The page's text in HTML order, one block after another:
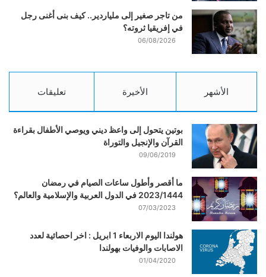
من تاجر صغير إلى ملياردير.. كيف بنى أغنى رجل
في إفريقيا ثروته؟
06/08/2026
الأشهر الأخيرة تعليقات
بوتين يتحول إلى واعظ ديني ويوصي الأطفال بقراءة
القرآن والإنجيل والتوراة
09/06/2019
ما أقصر وأطول ساعات الصيام في رمضان
2023/1444 في الدول العربية والإسلامية والعالم؟
07/03/2023
هولندا اليوم الاربعاء 1 ابريل : اخر احصائية لعدد
الاصابات والوفيات بهولندا
01/04/2020